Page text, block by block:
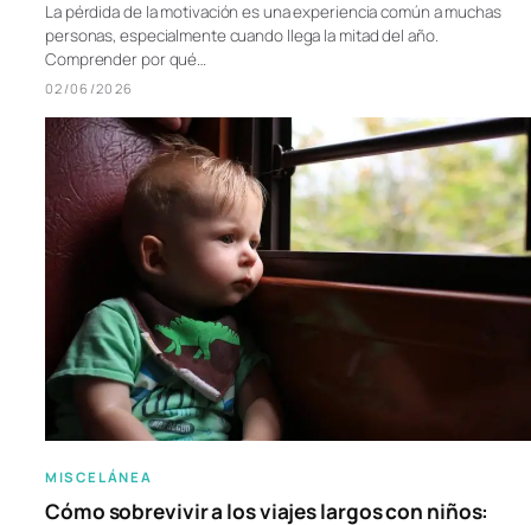
La pérdida de la motivación es una experiencia común a muchas
personas, especialmente cuando llega la mitad del año.
Comprender por qué…
02/06/2026
MISCELÁNEA
Cómo sobrevivir a los viajes largos con niños: